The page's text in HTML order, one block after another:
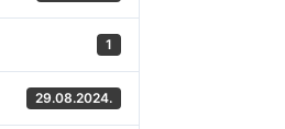
1
29.08.2024.